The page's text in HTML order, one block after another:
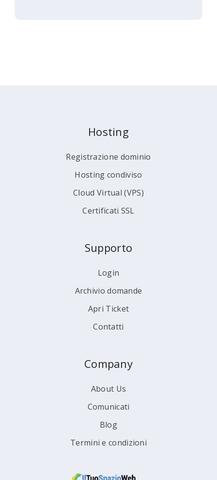
Hosting
Registrazione dominio
Hosting condiviso
Cloud Virtual (VPS)
Certificati SSL
Supporto
Login
Archivio domande
Apri Ticket
Contatti
Company
About Us
Comunicati
Blog
Termini e condizioni